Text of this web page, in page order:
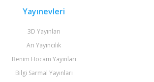
Yayınevleri
3D Yayınları
Arı Yayıncılık
Benim Hocam Yayınları
Bilgi Sarmal Yayınları